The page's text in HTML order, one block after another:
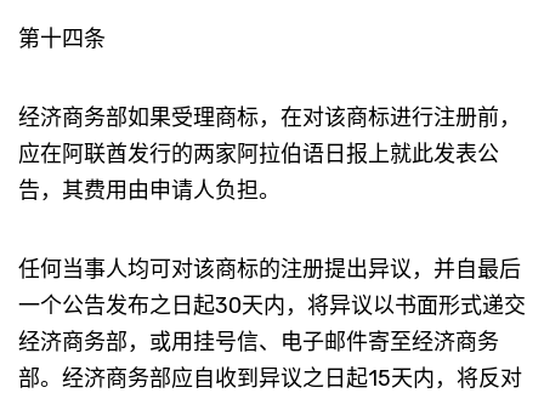
第十四条
经济商务部如果受理商标，在对该商标进行注册前，
应在阿联酋发行的两家阿拉伯语日报上就此发表公
告，其费用由申请人负担。
任何当事人均可对该商标的注册提出异议，并自最后
一个公告发布之日起30天内，将异议以书面形式递交
经济商务部，或用挂号信、电子邮件寄至经济商务
部。经济商务部应自收到异议之日起15天内，将反对